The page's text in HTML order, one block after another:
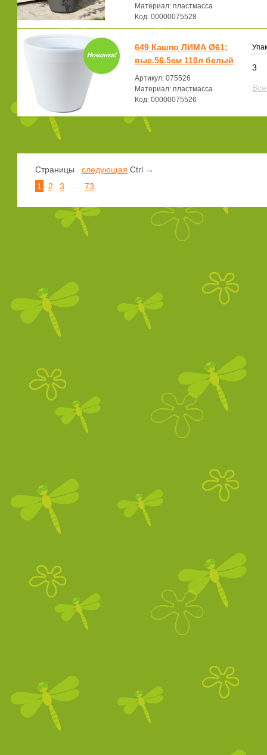
Материал: пластмасса
Код: 00000075528
649 Кашпо ЛИМА Ø61;
выс.56.5см 110л белый
Артикул: 075526
Материал: пластмасса
Код: 00000075526
3
Страницы следующая Ctrl →
1
2 3 73